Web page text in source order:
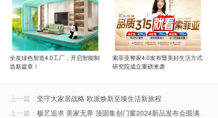
全友绿色智造4.0工厂，开启智能制
造新篇章！
索菲亚整家4.0发布暨美好生活方式
研究院成立重磅来袭
上一篇： 坚守大家居战略 欧派焕新至臻生活新旅程
上一篇： 极艺追求 美家无界 顶固集创门窗2024新品发布会圆满举行